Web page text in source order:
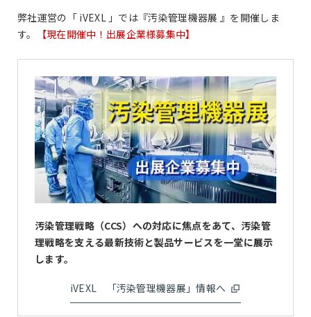
弊社運営の「 iVEXL 」では『汚染管理機器展 』を開催しま
す。
【現在開催中！出展企業様募集中】
汚染管理戦略（CCS）への対応に焦点をあて、汚染管
理戦略を支える最新技術と製品サービスを一堂に展示
します。
iVEXL 「汚染管理機器展」情報へ